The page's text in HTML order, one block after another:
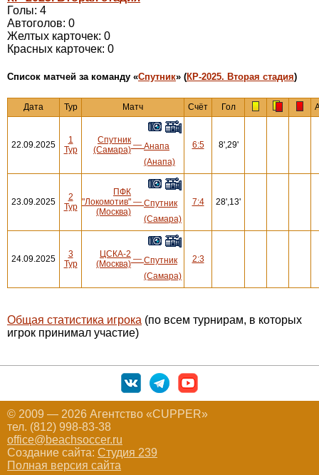
Голы: 4
Автоголов: 0
Желтых карточек: 0
Красных карточек: 0
Cписок матчей за команду «Спутник» (КР-2025. Вторая стадия)
Дата Тур Матч Счёт Гол
22.09.2025
1
Тур
Спутник
(Самара) — Анапа
(Анапа)
6:5 8',29'
23.09.2025
2
Тур
ПФК
"Локомотив"
(Москва)
— Спутник
(Самара)
7:4 28',13'
24.09.2025
3
Тур
ЦСКА-2
(Москва) — Спутник
(Самара)
2:3
Общая статистика игрока (по всем турнирам, в которых
игрок принимал участие)
© 2009 — 2026 Агентство «CUPPER»
тел. (812) 998-83-38
office@beachsoccer.ru
Создание сайта: Студия 239
Полная версия сайта